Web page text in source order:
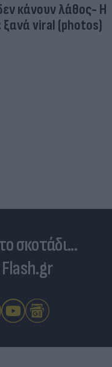
κάνουν λάθος- Η
ξανά viral (photos)
σκοτάδι...